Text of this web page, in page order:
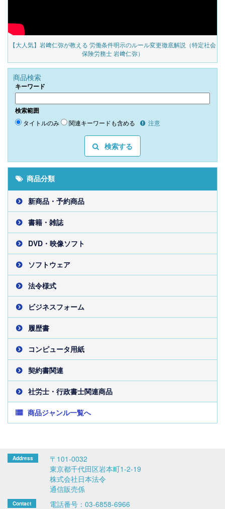
【大人気】岩﨑仁弥が教える 労働条件明示のルール変更徹底解説（特定社会
保険労務士 岩﨑仁弥）
商品検索
キーワード
検索範囲
タイトルのみ 関連キーワードも含める 注意
検索する
商品分類
新商品・予約商品
書籍・雑誌
DVD・映像ソフト
ソフトウェア
法令様式
ビジネスフォーム
履歴書
コンピュータ用紙
契約書関連
社労士・行政書士関連商品
商品ジャンル一覧へ
〒101-0032
東京都千代田区岩本町1-2-19
株式会社日本法令
通信販売係
電話番号：03-6858-6966